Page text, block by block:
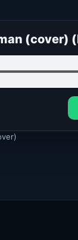
(cover)